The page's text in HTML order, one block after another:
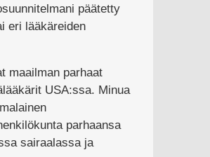
päätetty
eri lääkäreiden
maailman parhaat
USA:ssa. Minua
parhaansa
sairaalassa ja